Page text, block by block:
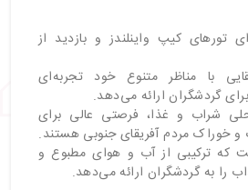
تورهای کیپ واینلندز و بازدید از
با مناظر متنوع خود تجربه‌ای
گردشگران ارائه می‌دهد.
شراب و غذا، فرصتی عالی برای
و خوراک مردم آفریقای جنوبی هستند.
که ترکیبی از آب و هوای مطبوع و
را به گردشگران ارائه می‌دهد.